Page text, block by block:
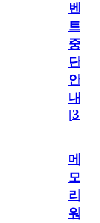
벤
트
중
단
안
내
[31
메
모
리
워